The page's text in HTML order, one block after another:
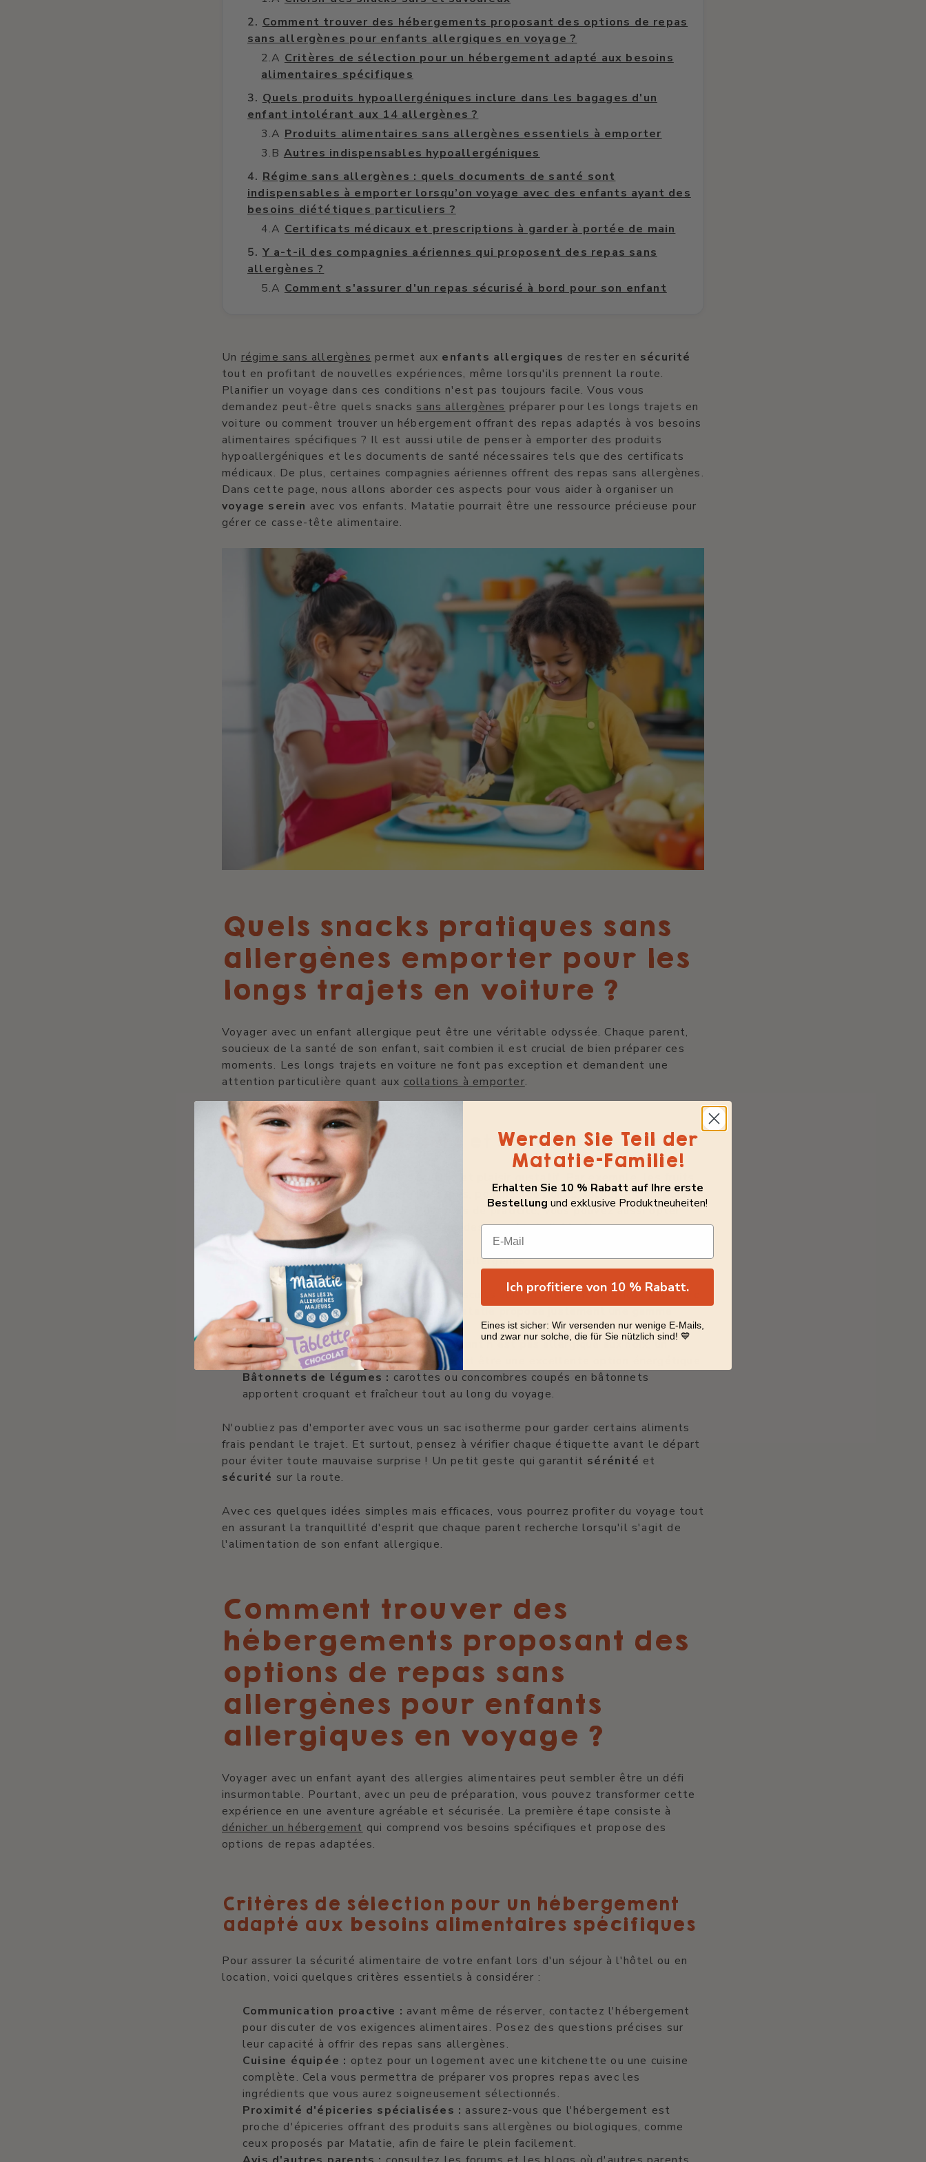
Comment trouver des hébergements proposant des options de repas
sans allergènes pour enfants allergiques en voyage ?
Critères de sélection pour un hébergement adapté aux besoins
alimentaires spécifiques
Quels produits hypoallergéniques inclure dans les bagages d'un
enfant intolérant aux 14 allergènes ?
Produits alimentaires sans allergènes essentiels à emporter
Autres indispensables hypoallergéniques
Régime sans allergènes : quels documents de santé sont
indispensables à emporter lorsqu’on voyage avec des enfants ayant des
besoins diététiques particuliers ?
Certificats médicaux et prescriptions à garder à portée de main
Y a-t-il des compagnies aériennes qui proposent des repas sans
allergènes ?
Comment s'assurer d'un repas sécurisé à bord pour son enfant
Un régime sans allergènes permet aux enfants allergiques de rester en sécurité
tout en profitant de nouvelles expériences, même lorsqu'ils prennent la route.
Planifier un voyage dans ces conditions n'est pas toujours facile. Vous vous
demandez peut-être quels snacks sans allergènes préparer pour les longs trajets en
voiture ou comment trouver un hébergement offrant des repas adaptés à vos besoins
alimentaires spécifiques ? Il est aussi utile de penser à emporter des produits
hypoallergéniques et les documents de santé nécessaires tels que des certificats
médicaux. De plus, certaines compagnies aériennes offrent des repas sans allergènes.
Dans cette page, nous allons aborder ces aspects pour vous aider à organiser un
voyage serein avec vos enfants. Matatie pourrait être une ressource précieuse pour
gérer ce casse-tête alimentaire.
Quels snacks pratiques sans
allergènes emporter pour les
longs trajets en voiture ?
Voyager avec un enfant allergique peut être une véritable odyssée. Chaque parent,
soucieux de la santé de son enfant, sait combien il est crucial de bien préparer ces
moments. Les longs trajets en voiture ne font pas exception et demandent une
attention particulière quant aux collations à emporter.
Choisir des snacks sûrs et savoureux
Pensez à des options qui allient
frais sont toujours une valeur sûre : bananes, pommes ou poires, faciles à transporter
et sans risque d'allergène majeur. Pour plus de praticité, vous pouvez aussi opter
pour des compotes sans sucre ajouté dans des gourdes individuelles.
Voici quelques suggestions de snacks sans allergènes :
Biscuits sans allergènes :
certains biscuits sont spécialement conçus pour être
exempts des 14 allergènes majeurs. Matatie propose justement une gamme
parfaite pour ces occasions.
Mélanges de fruits secs :si votre enfant n'est pas allergique aux noix, un
mélange personnalisé de fruits secs peut être une excellente option énergétique.
Bâtonnets de légumes : carottes ou concombres coupés en bâtonnets
apportent croquant et fraîcheur tout au long du voyage.
N'oubliez pas d'emporter avec vous un sac isotherme pour garder certains aliments
frais pendant le trajet. Et surtout, pensez à vérifier chaque étiquette avant le départ
pour éviter toute mauvaise surprise ! Un petit geste qui garantit sérénité et
sécurité sur la route.
Avec ces quelques idées simples mais efficaces, vous pourrez profiter du voyage tout
en assurant la tranquillité d'esprit que chaque parent recherche lorsqu'il s'agit de
l'alimentation de son enfant allergique.
Comment trouver des
hébergements proposant des
options de repas sans
allergènes pour enfants
allergiques en voyage ?
Voyager avec un enfant ayant des allergies alimentaires peut sembler être un défi
insurmontable. Pourtant, avec un peu de préparation, vous pouvez transformer cette
expérience en une aventure agréable et sécurisée. La première étape consiste à
dénicher un hébergement qui comprend vos besoins spécifiques et propose des
options de repas adaptées.
Critères de sélection pour un hébergement
adapté aux besoins alimentaires spécifiques
Pour assurer la sécurité alimentaire de votre enfant lors d'un séjour à l'hôtel ou en
location, voici quelques critères essentiels à considérer :
Communication proactive : avant même de réserver, contactez l'hébergement
pour discuter de vos exigences alimentaires. Posez des questions précises sur
leur capacité à offrir des repas sans allergènes.
Cuisine équipée : optez pour un logement avec une kitchenette ou une cuisine
complète. Cela vous permettra de préparer vos propres repas avec les
ingrédients que vous aurez soigneusement sélectionnés.
Proximité d'épiceries spécialisées : assurez-vous que l'hébergement est
proche d'épiceries offrant des produits sans allergènes ou biologiques, comme
ceux proposés par Matatie, afin de faire le plein facilement.
Werden Sie Teil der
Matatie-Familie!
Erhalten Sie 10 % Rabatt auf Ihre erste
Bestellung und exklusive Produktneuheiten!
E-Mail
Ich profitiere von 10 % Rabatt.
Eines ist sicher: Wir versenden nur wenige E-Mails,
und zwar nur solche, die für Sie nützlich sind! 💙